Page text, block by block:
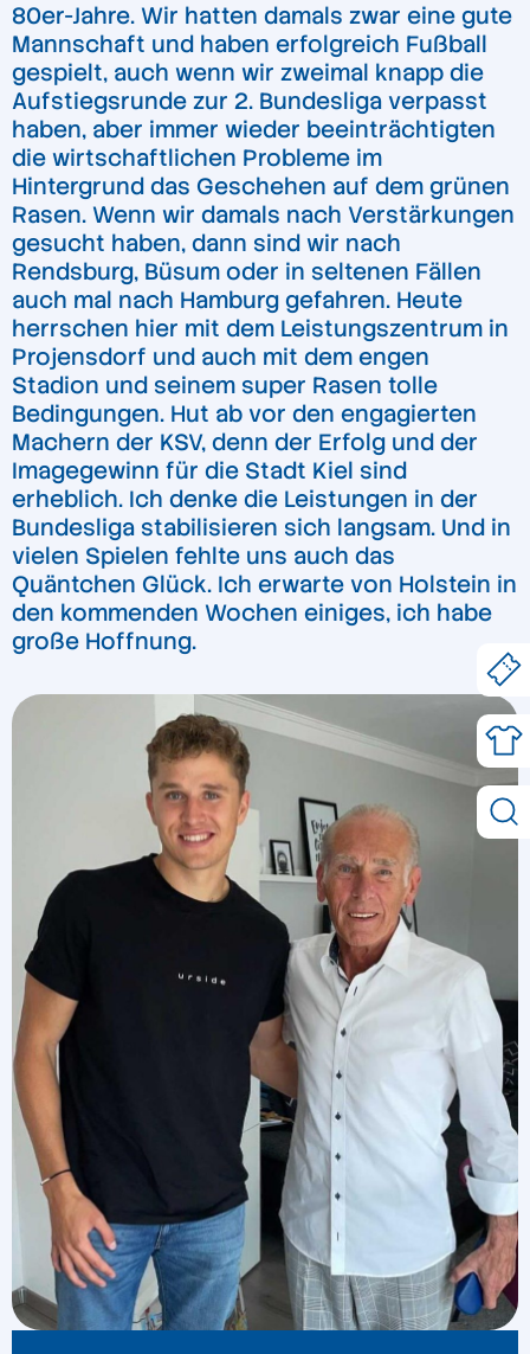
80er-Jahre. Wir hatten damals zwar eine gute
Mannschaft und haben erfolgreich Fußball
gespielt, auch wenn wir zweimal knapp die
Aufstiegsrunde zur 2. Bundesliga verpasst
haben, aber immer wieder beeinträchtigten
die wirtschaftlichen Probleme im
Hintergrund das Geschehen auf dem grünen
Rasen. Wenn wir damals nach Verstärkungen
gesucht haben, dann sind wir nach
Rendsburg, Büsum oder in seltenen Fällen
auch mal nach Hamburg gefahren. Heute
herrschen hier mit dem Leistungszentrum in
Projensdorf und auch mit dem engen
Stadion und seinem super Rasen tolle
Bedingungen. Hut ab vor den engagierten
Machern der KSV, denn der Erfolg und der
Imagegewinn für die Stadt Kiel sind
erheblich. Ich denke die Leistungen in der
Bundesliga stabilisieren sich langsam. Und in
vielen Spielen fehlte uns auch das
Quäntchen Glück. Ich erwarte von Holstein in
den kommenden Wochen einiges, ich habe
große Hoffnung.